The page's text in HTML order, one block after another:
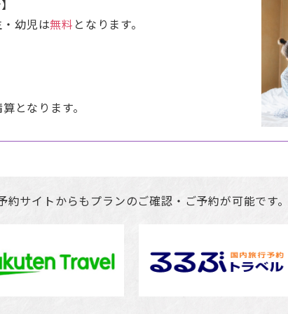
幼児は無料 となります。
となります。
約サイトからもプランのご確認・ご予約が可能です